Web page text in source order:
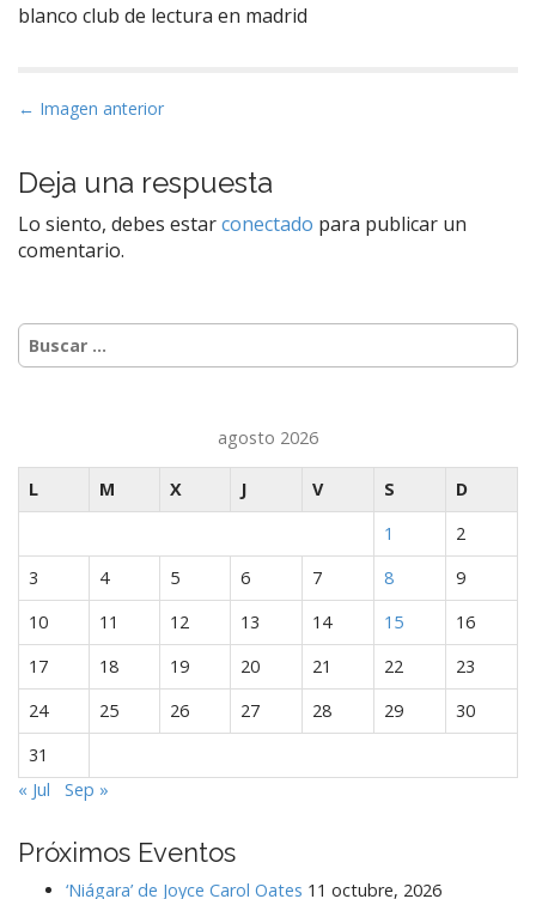
blanco club de lectura en madrid
N
v
e
g
a
i
ó
e
n
a
d
a
← Imagen anterior
Deja una respuesta
Lo siento, debes estarconectado para publicar un
comentario.
Buscar:
agosto 2026
L M X J V S
D
1
2
3
4 5 6 7 8
9
10
11 12 13 14 15
16
17
18 19 20 21 22
23
24
25 26 27 28 29
30
31
« Jul
Sep »
Próximos Eventos
‘Niágara’ de Joyce Carol Oates 11 octubre, 2026